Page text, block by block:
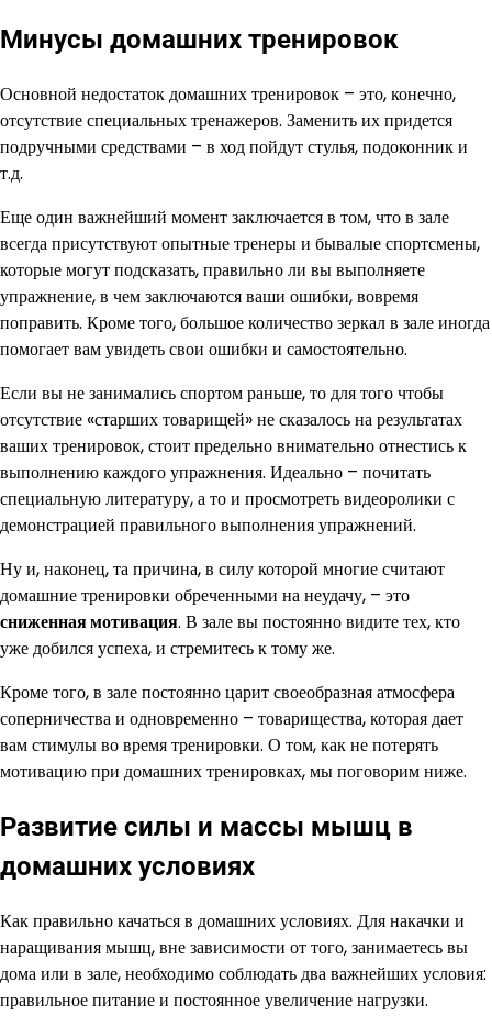
Минусы домашних тренировок
Основной недостаток домашних тренировок – это, конечно,
отсутствие специальных тренажеров. Заменить их придется
подручными средствами – в ход пойдут стулья, подоконник и
т.д.
Еще один важнейший момент заключается в том, что в зале
всегда присутствуют опытные тренеры и бывалые спортсмены,
которые могут подсказать, правильно ли вы выполняете
упражнение, в чем заключаются ваши ошибки, вовремя
поправить. Кроме того, большое количество зеркал в зале иногда
помогает вам увидеть свои ошибки и самостоятельно.
Если вы не занимались спортом раньше, то для того чтобы
отсутствие «старших товарищей» не сказалось на результатах
ваших тренировок, стоит предельно внимательно отнестись к
выполнению каждого упражнения. Идеально – почитать
специальную литературу, а то и просмотреть видеоролики с
демонстрацией правильного выполнения упражнений.
Ну и, наконец, та причина, в силу которой многие считают
домашние тренировки обреченными на неудачу, – это
сниженная мотивация. В зале вы постоянно видите тех, кто
уже добился успеха, и стремитесь к тому же.
Кроме того, в зале постоянно царит своеобразная атмосфера
соперничества и одновременно – товарищества, которая дает
вам стимулы во время тренировки. О том, как не потерять
мотивацию при домашних тренировках, мы поговорим ниже.
Развитие силы и массы мышц в
домашних условиях
Как правильно качаться в домашних условиях. Для накачки и
наращивания мышц, вне зависимости от того, занимаетесь вы
дома или в зале, необходимо соблюдать два важнейших условия:
правильное питание и постоянное увеличение нагрузки.